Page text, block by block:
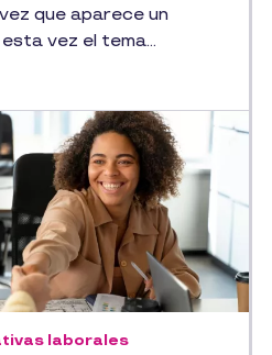
que aparece un
vez el tema...
laborales